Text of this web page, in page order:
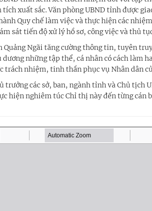
xuất sắc. Văn phòng UBND tỉnh được
Quy chế làm việc và thực hiện các
sát tiến độ xử lý hồ sơ, công việc và thủ
Quảng Ngãi tăng cường thông tin, tuyên
những tập thể, cá nhân có cách làm
trách nhiệm, tinh thần phục vụ Nhân dân
trưởng các sở, ban, ngành tỉnh và Chủ tịch
hiện nghiêm túc Chỉ thị này đến từng cán